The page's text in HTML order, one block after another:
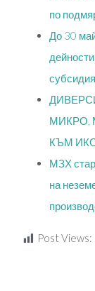
по
До 30
МИКРО,
КЪМ
МЗХ
на
Post Views: